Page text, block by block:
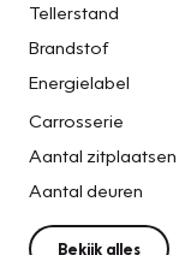
Tellerstand
Brandstof
Energielabel
Carrosserie
Aantal zitplaatsen
Aantal deuren
Bekijk alles